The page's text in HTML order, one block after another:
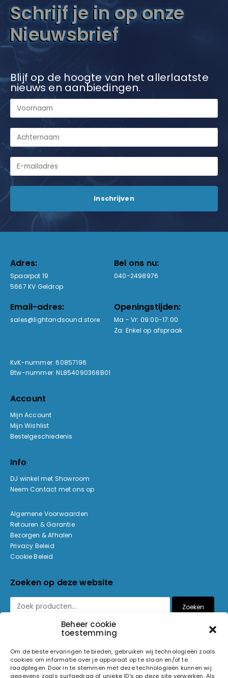
Beheer cookie
toestemming
Om de beste ervaringen te bieden, gebruiken wij technologieën zoals
cookies om informatie over je apparaat op te slaan en/of te
raadplegen. Door in te stemmen met deze technologieën kunnen wij
gegevens zoals surfgedrag of unieke ID's op deze site verwerken. Als
Schrijf je in op onze
Nieuwsbrief
Blijf op de hoogte van het allerlaatste
nieuws en aanbiedingen.
Adres:
Spaarpot 19
5667 KV Geldrop
Bel ons nu:
040-2498976
Email-adres:
sales@lightandsound.store
Openingstijden:
Ma - Vr: 09:00-17:00
Za: Enkel op afspraak
KvK-nummer: 60857196
Btw-nummer: NL854090368B01
Account
Mijn Account
Mijn Wishlist
Bestelgeschiedenis
Info
DJ winkel met Showroom
Neem Contact met ons op
Algemene Voorwaarden
Retouren & Garantie
Bezorgen & Afhalen
Privacy Beleid
Cookie Beleid
Zoeken op deze website
Zoeken